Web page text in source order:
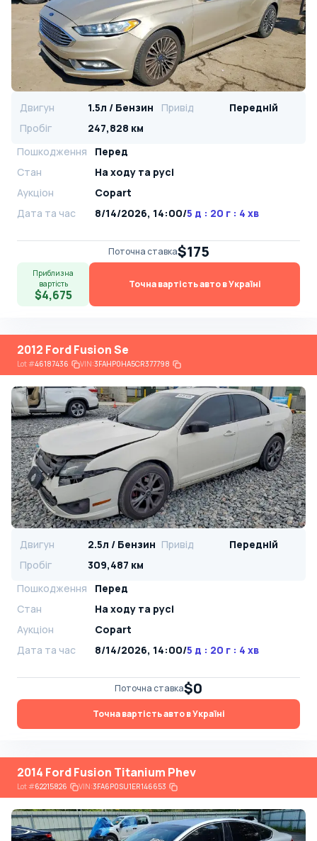
Двигун 1.5л / Бензин Привід
Передній
Пробіг
247,828 км
Пошкодження
Перед
Стан
На ​​ходу та русі
Аукціон
Copart
Дата та час
8/14/2026, 14:00/5 д : 20 г : 4 хв
Поточна ставка$175
Приблизна
вартість
$4,675
Точна вартість авто в Україні
2012 Ford Fusion Se
Lot#46187436 VIN:3FAHP0HA5CR377798
Двигун 2.5л / Бензин Привід
Передній
Пробіг
309,487 км
Пошкодження
Перед
Стан
На ​​ходу та русі
Аукціон
Copart
Дата та час
8/14/2026, 14:00/5 д : 20 г : 4 хв
Поточна ставка$0
Точна вартість авто в Україні
2014 Ford Fusion Titanium Phev
Lot#62215826 VIN:3FA6P0SU1ER146653